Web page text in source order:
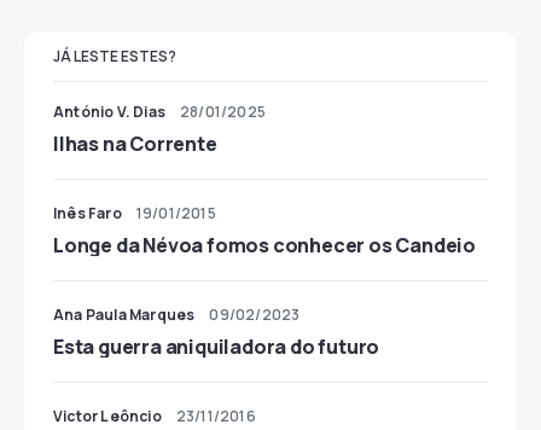
JÁ LESTE ESTES?
António V. Dias 28/01/2025
Ilhas na Corrente
Inês Faro 19/01/2015
Longe da Névoa fomos conhecer os Candeio
Ana Paula Marques 09/02/2023
Esta guerra aniquiladora do futuro
Victor Leôncio 23/11/2016